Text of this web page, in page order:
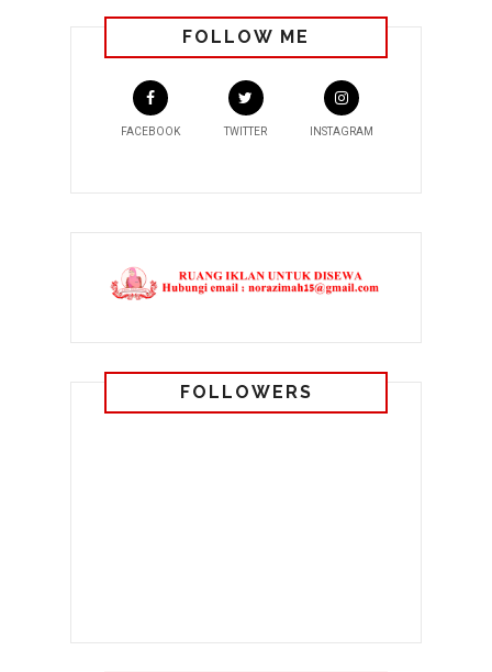
FOLLOW ME
FACEBOOK TWITTER INSTAGRAM
FOLLOWERS